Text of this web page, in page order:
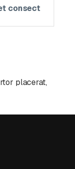
consect
placerat,